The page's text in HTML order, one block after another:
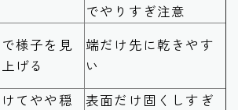
でやりすぎ注意
様子を見
げる
端だけ先に乾きやす
い
てやや穏
表面だけ固くしすぎ